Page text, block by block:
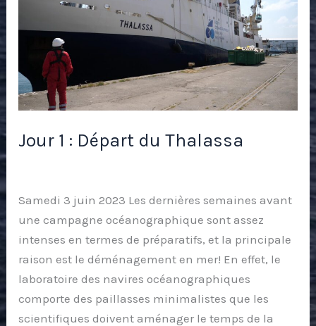
Jour 1 : Départ du Thalassa
Samedi 3 juin 2023 Les dernières semaines avant
une campagne océanographique sont assez
intenses en termes de préparatifs, et la principale
raison est le déménagement en mer! En effet, le
laboratoire des navires océanographiques
comporte des paillasses minimalistes que les
scientifiques doivent aménager le temps de la
Thalassa